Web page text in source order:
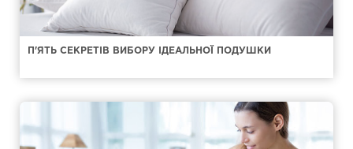
П'ЯТЬ СЕКРЕТІВ ВИБОРУ ІДЕАЛЬНОЇ ПОДУШКИ